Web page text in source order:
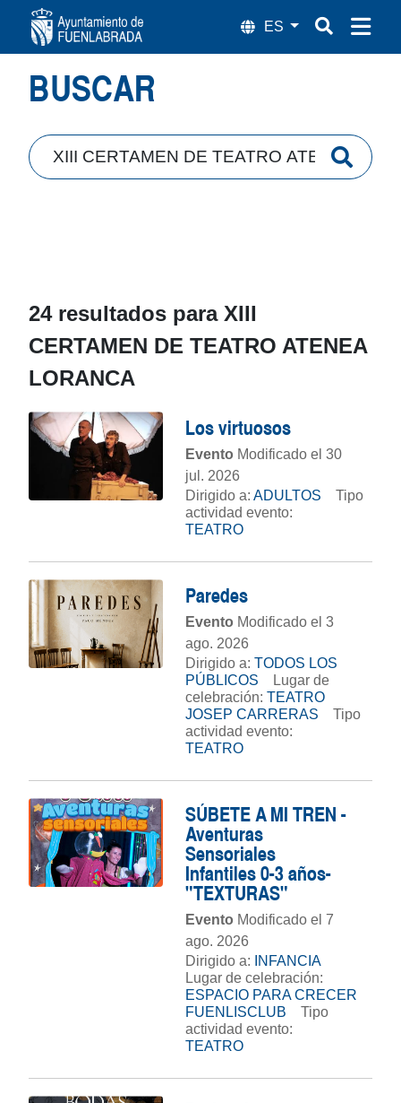
Búsqueda
BUSCAR
24 resultados para XIII
CERTAMEN DE TEATRO ATENEA
LORANCA
Los virtuosos
Evento Modificado el 30
jul. 2026
Dirigido a: ADULTOS
Tipo
actividad evento:
TEATRO
Paredes
Evento Modificado el 3
ago. 2026
Dirigido a: TODOS LOS
PÚBLICOS
Lugar de
celebración: TEATRO
JOSEP CARRERAS
Tipo
actividad evento:
TEATRO
SÚBETE A MI TREN -
Aventuras
Sensoriales
Infantiles 0-3 años-
"TEXTURAS"
Evento Modificado el 7
ago. 2026
Dirigido a:
INFANCIA
Lugar de celebración:
ESPACIO PARA CRECER
FUENLISCLUB
Tipo
actividad evento:
TEATRO